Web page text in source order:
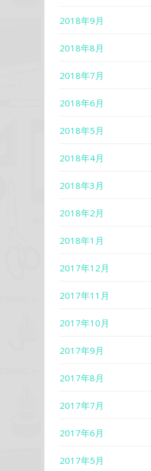
2018年9月
2018年8月
2018年7月
2018年6月
2018年5月
2018年4月
2018年3月
2018年2月
2018年1月
2017年12月
2017年11月
2017年10月
2017年9月
2017年8月
2017年7月
2017年6月
2017年5月